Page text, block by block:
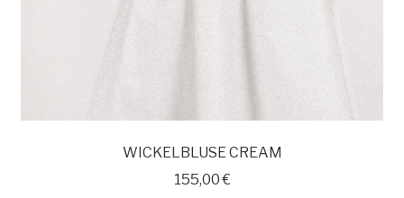
WICKELBLUSE CREAM
155,00€